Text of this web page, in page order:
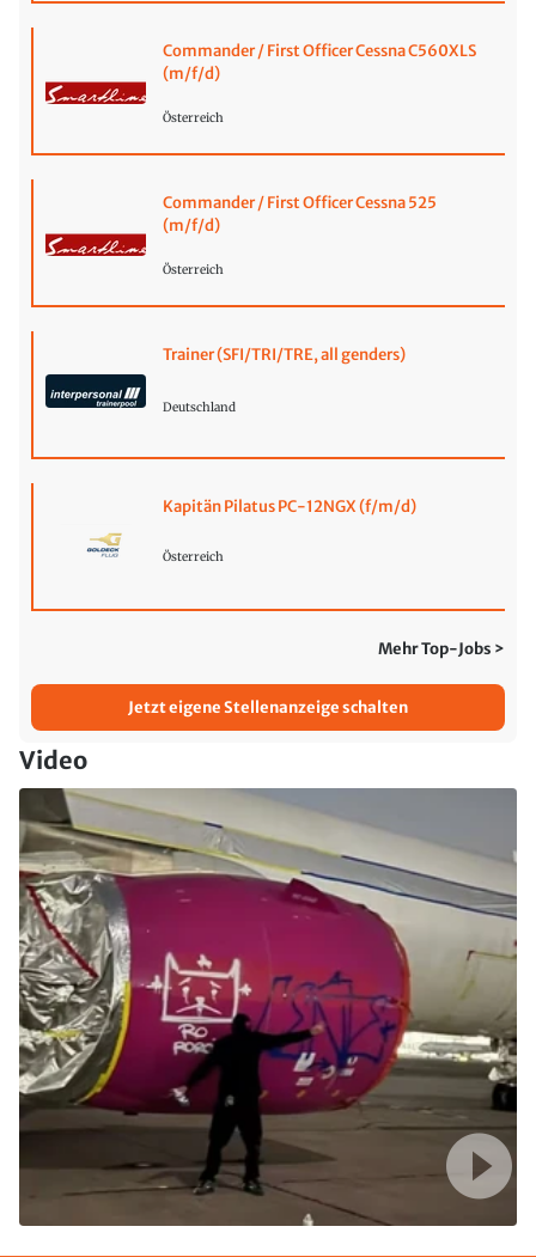
Commander / First Officer Cessna C560XLS
(m/f/d)
Österreich
Commander / First Officer Cessna 525
(m/f/d)
Österreich
Trainer (SFI/TRI/TRE, all genders)
Deutschland
Kapitän Pilatus PC-12NGX (f/m/d)
Österreich
Mehr Top-Jobs >
Jetzt eigene Stellenanzeige schalten
Video